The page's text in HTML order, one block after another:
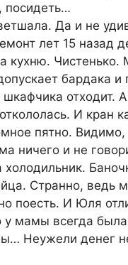
посидеть…
Да и не
лет 15 назад
кухню. Чистенько.
бардака и
отходит.
И кран
пятно. Видимо,
ничего и не
Странно, ведь
поесть. И Юля
у мамы всегда
Неужели денег